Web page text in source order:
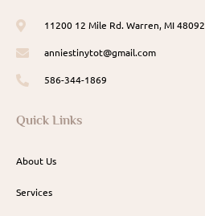
11200 12 Mile Rd. Warren, MI 48092
anniestinytot@gmail.com
586-344-1869
Quick Links
About Us
Services